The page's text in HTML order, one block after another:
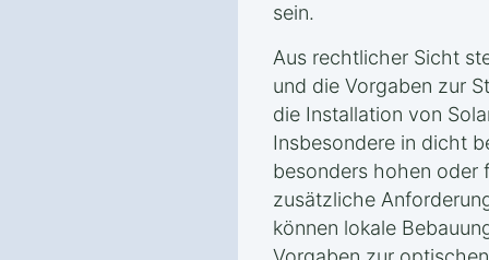
sein.
Aus rechtlicher Sicht
und die Vorgaben zur
die Installation von
Insbesondere in dicht
besonders hohen oder
zusätzliche
können lokale